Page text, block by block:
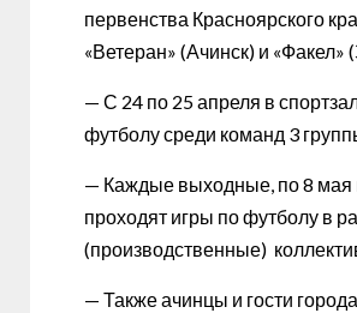
первенства Красноярского
«Ветеран» (Ачинск) и «Факел»
— С 24 по 25 апреля в
футболу среди команд 3
— Каждые выходные, по 8 мая
проходят игры по футболу в
(производственные)
— Также ачинцы и гости